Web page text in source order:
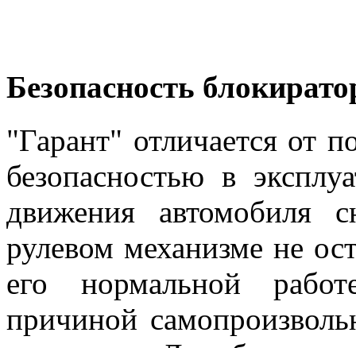
Безопасность
"Гарант" отличается от
безопасностью в
движения автомобиля
рулевом механизме не
его нормальной
причиной